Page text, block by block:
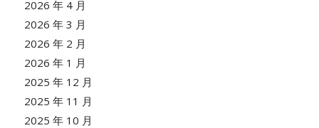
2026 年 4 月
2026 年 3 月
2026 年 2 月
2026 年 1 月
2025 年 12 月
2025 年 11 月
2025 年 10 月